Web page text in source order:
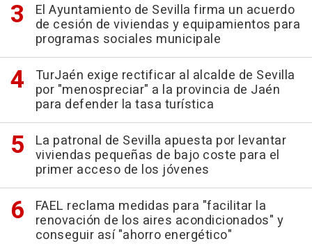
El Ayuntamiento de Sevilla firma un acuerdo
de cesión de viviendas y equipamientos para
programas sociales municipale
TurJaén exige rectificar al alcalde de Sevilla
por "menospreciar" a la provincia de Jaén
para defender la tasa turística
La patronal de Sevilla apuesta por levantar
viviendas pequeñas de bajo coste para el
primer acceso de los jóvenes
FAEL reclama medidas para "facilitar la
renovación de los aires acondicionados" y
conseguir así "ahorro energético"